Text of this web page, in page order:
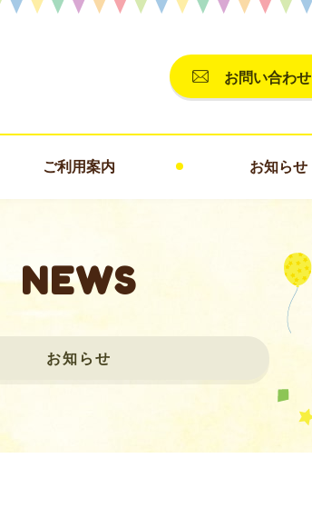
お問い合わせ
ご利用案内 お知らせ
NEWS
お知らせ